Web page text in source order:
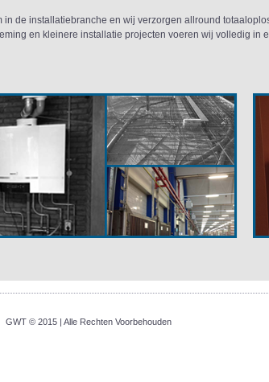
de installatiebranche en wij verzorgen allround
en kleinere installatie projecten voeren wij volledig in
GWT © 2015 | Alle Rechten Voorbehouden